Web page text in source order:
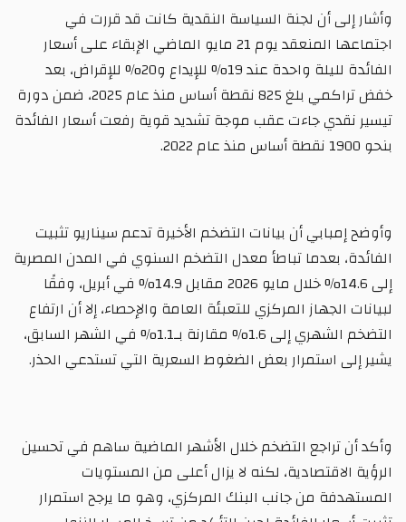
وأشار إلى أن لجنة السياسة النقدية كانت قد قررت في
اجتماعها المنعقد يوم 21 مايو الماضي الإبقاء على أسعار
الفائدة لليلة واحدة عند 19% للإيداع و20% للإقراض، بعد
خفض تراكمي بلغ 825 نقطة أساس منذ عام 2025، ضمن دورة
تيسير نقدي جاءت عقب موجة تشديد قوية رفعت أسعار الفائدة
بنحو 1900 نقطة أساس منذ عام 2022.
وأوضح إمبابي أن بيانات التضخم الأخيرة تدعم سيناريو تثبيت
الفائدة، بعدما تباطأ معدل التضخم السنوي في المدن المصرية
إلى 14.6% خلال مايو 2026 مقابل 14.9% في أبريل، وفقًا
لبيانات الجهاز المركزي للتعبئة العامة والإحصاء، إلا أن ارتفاع
التضخم الشهري إلى 1.6% مقارنة بـ1.1% في الشهر السابق،
يشير إلى استمرار بعض الضغوط السعرية التي تستدعي الحذر.
وأكد أن تراجع التضخم خلال الأشهر الماضية ساهم في تحسين
الرؤية الاقتصادية، لكنه لا يزال أعلى من المستويات
المستهدفة من جانب البنك المركزي، وهو ما يرجح استمرار